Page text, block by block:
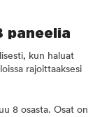
paneelia
kun haluat
rajoittaaksesi
8 osasta. Osat on